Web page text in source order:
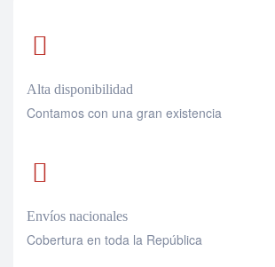
Alta disponibilidad
Contamos con una gran existencia
Envíos nacionales
Cobertura en toda la República